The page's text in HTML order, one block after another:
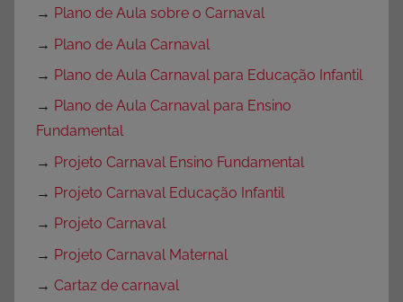
→ Plano de Aula sobre o Carnaval
→ Plano de Aula Carnaval
→ Plano de Aula Carnaval para Educação Infantil
→ Plano de Aula Carnaval para Ensino
Fundamental
→ Projeto Carnaval Ensino Fundamental
→ Projeto Carnaval Educação Infantil
→ Projeto Carnaval
→ Projeto Carnaval Maternal
→ Cartaz de carnaval